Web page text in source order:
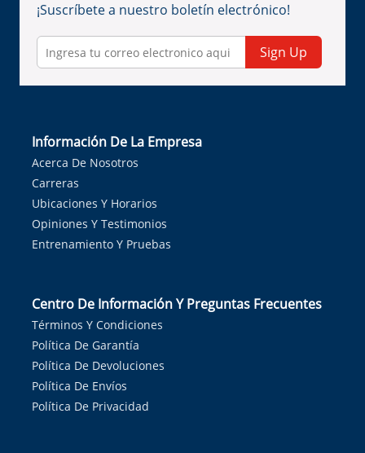
¡Suscríbete a nuestro boletín electrónico!
Sign Up
Información De La Empresa
Acerca De Nosotros
Carreras
Ubicaciones Y Horarios
Opiniones Y Testimonios
Entrenamiento Y Pruebas
Centro De Información Y Preguntas Frecuentes
Términos Y Condiciones
Política De Garantía
Política De Devoluciones
Política De Envíos
Política De Privacidad